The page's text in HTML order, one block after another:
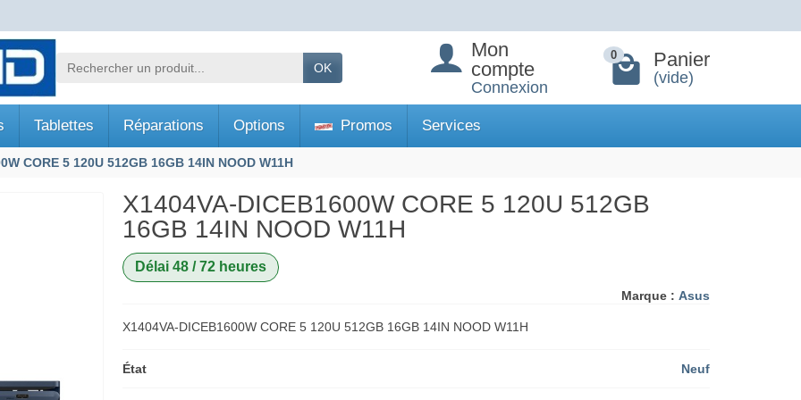
OK
Mon
compte
Connexion
0 Panier
(vide)
Tablettes Réparations Options Promos Services
CORE 5 120U 512GB 16GB 14IN NOOD W11H
X1404VA-DICEB1600W CORE 5 120U 512GB
16GB 14IN NOOD W11H
Délai 48 / 72 heures
Marque : Asus
X1404VA-DICEB1600W CORE 5 120U 512GB 16GB 14IN NOOD W11H
État Neuf